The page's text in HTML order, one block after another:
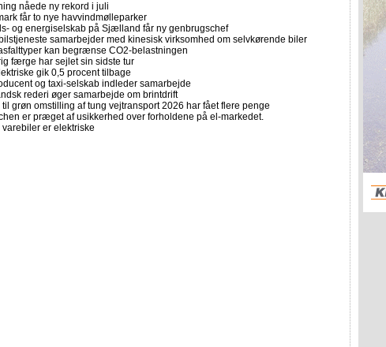
nåede ny rekord i juli
får to nye havvindmølleparker
og energiselskab på Sjælland får ny genbrugschef
samarbejder med kinesisk virksomhed om selvkørende biler
kan begrænse CO2-belastningen
færge har sejlet sin sidste tur
gik 0,5 procent tilbage
og taxi-selskab indleder samarbejde
rederi øger samarbejde om brintdrift
til grøn omstilling af tung vejtransport 2026 har fået flere penge
er præget af usikkerhed over forholdene på el-markedet.
varebiler er elektriske